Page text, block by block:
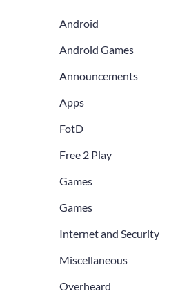
Android
Android Games
Announcements
Apps
FotD
Free 2 Play
Games
Games
Internet and Security
Miscellaneous
Overheard